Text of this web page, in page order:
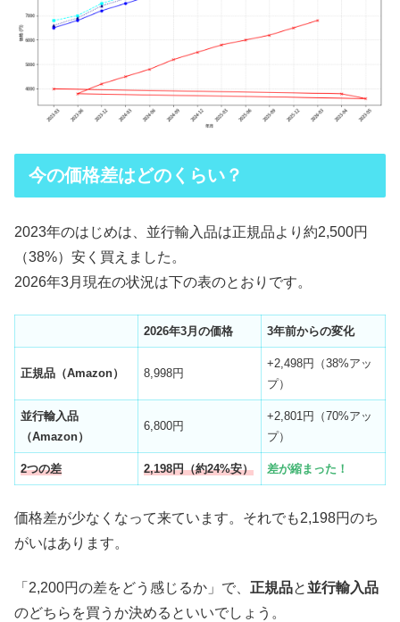
今の価格差はどのくらい？
2023年のはじめは、並行輸入品は正規品より約2,500円
（38%）安く買えました。
2026年3月現在の状況は下の表のとおりです。
2026年3月の価格 3年前からの変化
正規品（Amazon） 8,998円
+2,498円（38%アッ
プ）
並行輸入品
（Amazon）
6,800円
+2,801円（70%アッ
プ）
2つの差 2,198円（約24%安） 差が縮まった！
価格差が少なくなって来ています。それでも2,198円のち
がいはあります。
「2,200円の差をどう感じるか」で、 正規品と 並行輸入品
のどちらを買うか決めるといいでしょう。